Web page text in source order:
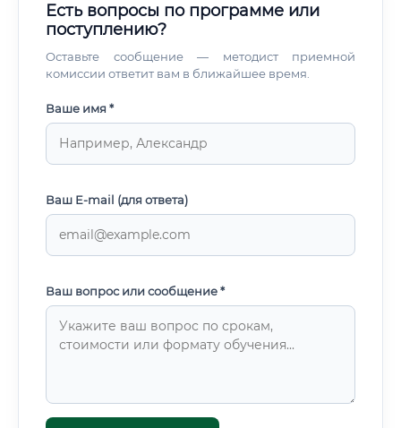
Есть вопросы по программе или
поступлению?
Оставьте сообщение — методист приемной
комиссии ответит вам в ближайшее время.
Ваше имя *
Ваш E-mail (для ответа)
Ваш вопрос или сообщение *